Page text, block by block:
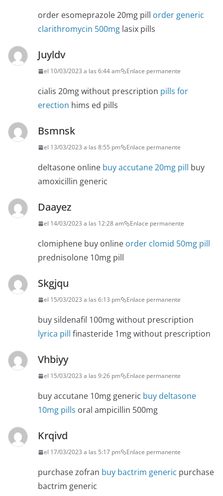
order esomeprazole 20mg pill order generic
clarithromycin 500mg lasix pills
Juyldv
el 10/03/2023 a las 6:44 am Enlace permanente
cialis 20mg without prescription pills for
erection hims ed pills
Bsmnsk
el 13/03/2023 a las 8:55 pm Enlace permanente
deltasone online buy accutane 20mg pill buy
amoxicillin generic
Daayez
el 14/03/2023 a las 12:28 am Enlace permanente
clomiphene buy online order clomid 50mg pill
prednisolone 10mg pill
Skgjqu
el 15/03/2023 a las 6:13 pm Enlace permanente
buy sildenafil 100mg without prescription
lyrica pill finasteride 1mg without prescription
Vhbiyy
el 15/03/2023 a las 9:26 pm Enlace permanente
buy accutane 10mg generic buy deltasone
10mg pills oral ampicillin 500mg
Krqivd
el 17/03/2023 a las 5:17 pm Enlace permanente
purchase zofran buy bactrim generic purchase
bactrim generic